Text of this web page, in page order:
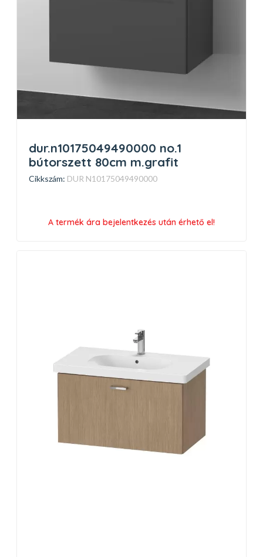
dur.n10175049490000 no.1
bútorszett 80cm m.grafit
Cikkszám: DUR N10175049490000
A termék ára bejelentkezés után érhető el!